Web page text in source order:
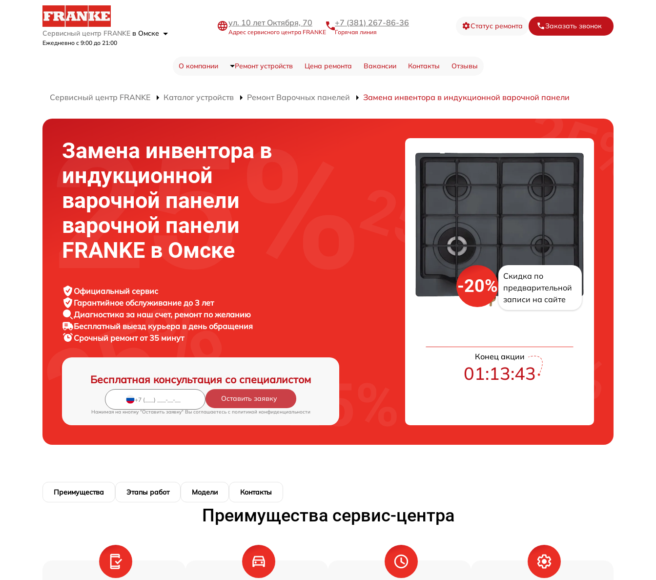
Сервисный центр FRANKE в Омске
Ежедневно с 9:00 до 21:00
ул. 10 лет Октября, 70
Адрес сервисного центра FRANKE
+7 (381) 267-86-36
Горячая линия
Статус ремонта Заказать звонок
О компании Ремонт устройств Цена ремонта Вакансии Контакты Отзывы
Сервисный центр FRANKE Каталог устройств Ремонт Варочных панелей Замена инвентора в индукционной варочной панели
Замена инвентора в
индукционной
варочной панели
варочной панели
FRANKE в Омске
Официальный сервис
Гарантийное обслуживание до 3 лет
Диагностика за наш счет, ремонт по желанию
Бесплатный выезд курьера в день обращения
Срочный ремонтот 35 минут
Бесплатная консультация со специалистом
Оставить заявку
Нажимая на кнопку "Оставить заявку" Вы соглашаетесь c политикой конфиденциальности
-20%
Скидка по
предварительной
записи на сайте
Конец акции
01:13:42
Преимущества Этапы работ Модели Контакты
Преимущества сервис-центра